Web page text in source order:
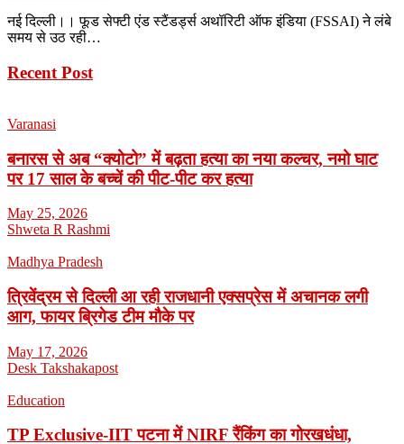
नई दिल्ली।। फूड सेफ्टी एंड स्टैंडर्ड्स अथॉरिटी ऑफ इंडिया (FSSAI) ने लंबे
समय से उठ रही…
Recent Post
Varanasi
बनारस से अब “क्योटो” में बढ़ता हत्या का नया कल्चर, नमो घाट
पर 17 साल के बच्चें की पीट-पीट कर हत्या
May 25, 2026
Shweta R Rashmi
Madhya Pradesh
त्रिवेंद्रम से दिल्ली आ रही राजधानी एक्सप्रेस में अचानक लगी
आग, फायर ब्रिगेड टीम मौके पर
May 17, 2026
Desk Takshakapost
Education
TP Exclusive-IIT पटना में NIRF रैंकिंग का गोरखधंधा,